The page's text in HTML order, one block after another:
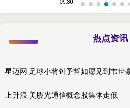
热点资讯
星迈网 足球小将钟予哲如愿见到韦世
上升浪 美股光通信概念股集体走低